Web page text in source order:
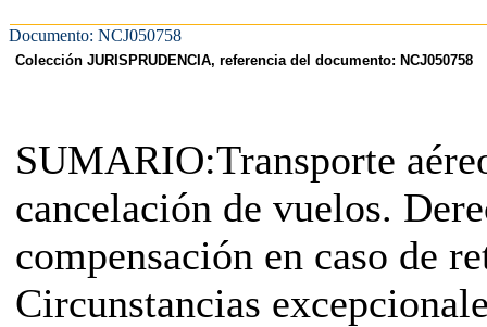
Documento: NCJ050758
Colección JURISPRUDENCIA, referencia del documento: NCJ050758
SUMARIO:Transporte
cancelación de vuelos.
compensación en caso de
Circunstancias